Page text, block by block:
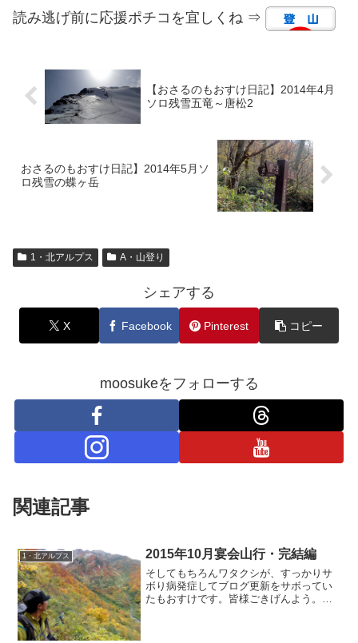
読み逃げ前に応援ポチコを宜しくね ⇒
【おさるのもおすけ日記】2014年4月
ソロ残雪五竜～唐松2
おさるのもおすけ日記】2014年5月ソ
ロ残雪の蝶ヶ岳
1・北アルプス A・山登り
シェアする
X Facebook Pinterest コピー
moosukeをフォローする
関連記事
1・北アルプス 2015年10月宴会山行・完結編
そしてもちろんワタクシが、すっかりサ
ボり病発症してブログ更新をサボってい
たもおすけです。皆様ごきげんよう。ス